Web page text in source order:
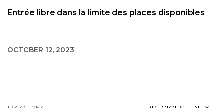
Entrée libre dans la limite des places disponibles
OCTOBER 12, 2023